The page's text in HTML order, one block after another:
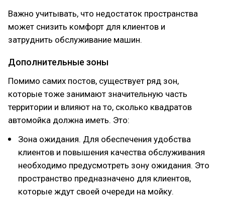
Важно учитывать, что недостаток пространства
может снизить комфорт для клиентов и
затруднить обслуживание машин.
Дополнительные зоны
Помимо самих постов, существует ряд зон,
которые тоже занимают значительную часть
территории и влияют на то, сколько квадратов
автомойка должна иметь. Это:
Зона ожидания. Для обеспечения удобства
клиентов и повышения качества обслуживания
необходимо предусмотреть зону ожидания. Это
пространство предназначено для клиентов,
которые ждут своей очереди на мойку.